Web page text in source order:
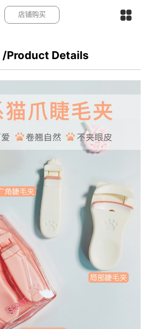
店铺购买
/Product Details